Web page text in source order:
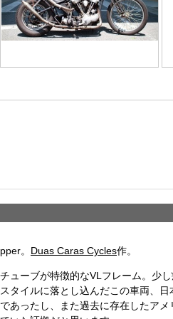
。 Duas Caras Cycles作。
ューブが特徴的なVLフレーム。少
タイルに落とし込んだこの車両、日
あったし、また過去に存在したアメ